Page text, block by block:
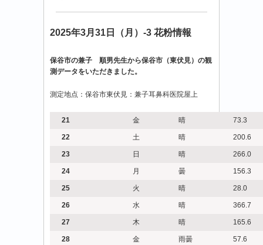
月
31
（月）-4
花
情
2025年3月31日（月）-3 花粉情報
保谷市の兼子 順男先生から保谷市（東伏見）の観
測データをいただきました。
測定地点：保谷市東伏見：兼子耳鼻科医院屋上
21 金 晴 73.3
22 土 晴 200.6
23 日 晴 266.0
24 月 曇 156.3
25 火 晴 28.0
26 水 晴 366.7
27 木 晴 165.6
28 金 雨曇 57.6